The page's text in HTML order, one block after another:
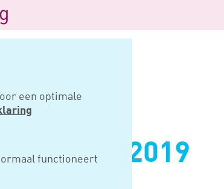
een optimale
functioneert 2019